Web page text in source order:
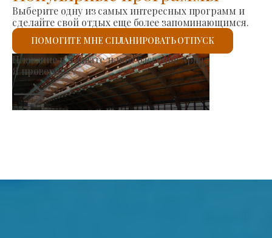
Выберите одну из самых интересных программ и
сделайте свой отдых еще более запоминающимся.
ПОМОГИТЕ МНЕ СПЛАНИРОВАТЬ ОТПУСК
Римско-
Я проверю.